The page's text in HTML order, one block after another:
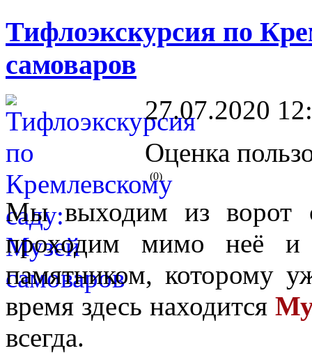
Тифлоэкскурсия по
самоваров
27.07.2020
Оценка
(0)
Мы выходим из ворот
проходим мимо неё и
памятником, которому
время здесь находится
всегда.